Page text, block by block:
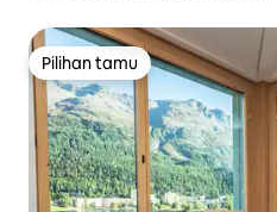
Pilihan tamu
Pilihan tamu